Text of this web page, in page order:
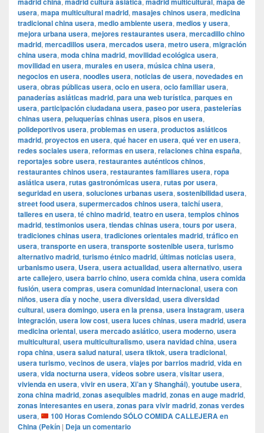
usera, mapa multicultural madrid, masajes chinos usera, medicina
tradicional china usera, medio ambiente usera, medios y usera,
mejora urbana usera, mejores restaurantes usera, mercadillo chino
madrid, mercadillos usera, mercados usera, metro usera, migración
china usera, moda china madrid, movilidad ecológica usera,
movilidad en usera, murales en usera, música china usera,
negocios en usera, noodles usera, noticias de usera, novedades en
usera, obras públicas usera, ocio en usera, ocio familiar usera,
panaderías asiáticas madrid, para una web turística, parques en
usera, participación ciudadana usera, paseo por usera, pastelerías
chinas usera, peluquerías chinas usera, pisos en usera,
polideportivos usera, problemas en usera, productos asiáticos
madrid, proyectos en usera, qué hacer en usera, qué ver en usera,
redes sociales usera, reformas en usera, relaciones china españa,
reportajes sobre usera, restaurantes auténticos chinos,
restaurantes chinos usera, restaurantes familiares usera, ropa
asiática usera, rutas gastronómicas usera, rutas por usera,
seguridad en usera, soluciones urbanas usera, sostenibilidad usera,
street food usera, supermercados chinos usera, taichí usera,
talleres en usera, té chino madrid, teatro en usera, templos chinos
madrid, testimonios usera, tiendas chinas usera, tours por usera,
tradiciones chinas usera, tradiciones orientales madrid, tráfico en
usera, transporte en usera, transporte sostenible usera, turismo
alternativo madrid, turismo étnico madrid, últimas noticias usera,
urbanismo usera, Usera, usera actualidad, usera alternativo, usera
arte callejero, usera barrio chino, usera comida china, usera comida
fusión, usera compras, usera comunidad internacional, usera con
niños, usera día y noche, usera diversidad, usera diversidad
cultural, usera domingo, usera en la prensa, usera instagram, usera
integración, usera low cost, usera luces chinas, usera madrid, usera
medicina oriental, usera mercado asiático, usera moderno, usera
multicultural, usera multiculturalismo, usera navidad china, usera
ropa china, usera salud natural, usera tiktok, usera tradicional,
usera turismo, vecinos de usera, viajes por barrios madrid, vida en
usera, vida nocturna usera, vídeos sobre usera, visitar usera,
vivienda en usera, vivir en usera, Xi’an y Shanghái), youtube usera,
zona china madrid, zonas asequibles madrid, zonas en auge madrid,
zonas interesantes en usera, zonas para vivir madrid, zonas verdes
usera,
100 Horas Comiendo SÓLO COMIDA CALLEJERA en
China (Pekín | Deja un comentario